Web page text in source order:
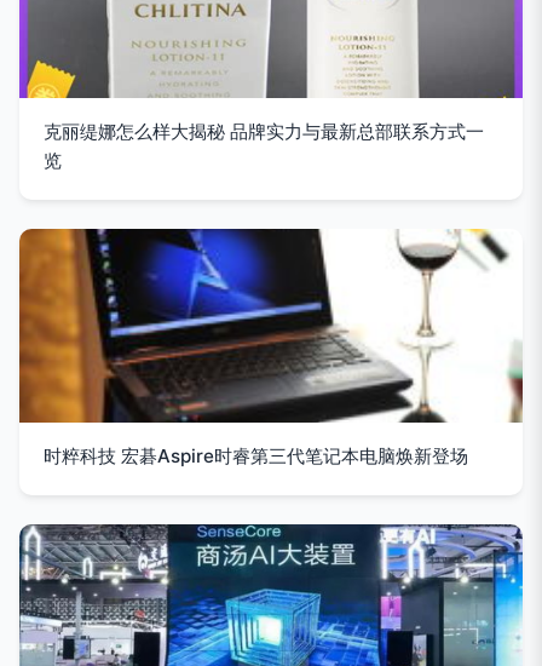
克丽缇娜怎么样大揭秘 品牌实力与最新总部联系方式一
览
时粹科技 宏碁Aspire时睿第三代笔记本电脑焕新登场